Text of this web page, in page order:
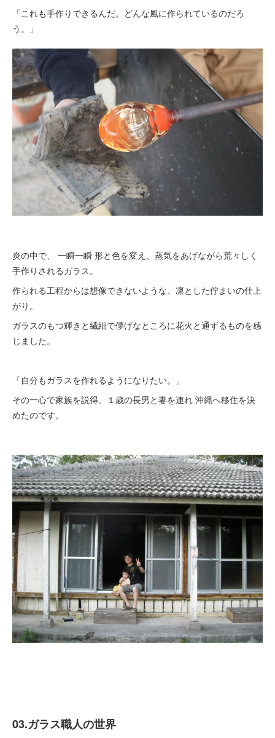
「これも手作りできるんだ。どんな風に作られているのだろ
う。」
炎の中で、 一瞬一瞬 形と色を変え、蒸気をあげながら荒々しく
手作りされるガラス。
作られる工程からは想像できないような、凛とした佇まいの仕上
がり。
ガラスのもつ輝きと繊細で儚げなところに花火と通ずるものを感
じました。
「自分もガラスを作れるようになりたい。」
その一心で家族を説得。１歳の長男と妻を連れ 沖縄へ移住を決
めたのです。
03.ガラス職人の世界